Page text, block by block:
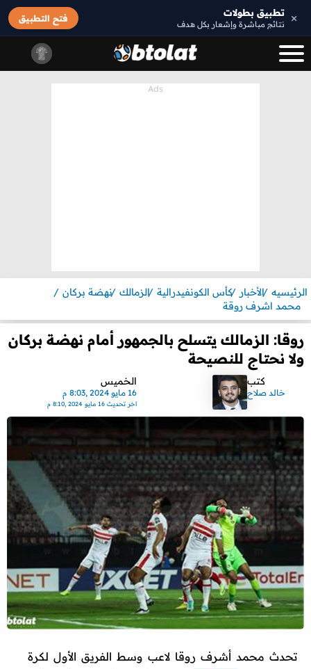
× تطبيق بطولات
نتائج مباشرة وإشعار بكل هدف
فتح التطبيق
الرئيسيه الأخبار كأس الكونفيدرالية الزمالك نهضة بركان
محمد اشرف روقة
روقا: الزمالك يتسلح بالجمهور أمام نهضة بركان
ولا نحتاج للنصيحة
كتب
خالد صلاح
الخميس
16 مايو 2024 ,8:03 م
اخر تحديث16 مايو 2024 ,8:10 م
تحدث محمد أشرف روقا لاعب وسط الفريق الأول لكرة